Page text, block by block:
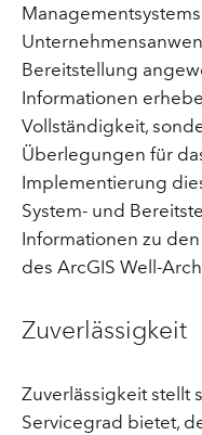
Bereitstellung
Informationen
Vollständigkeit,
Überlegungen für
Implementierung
System- und
Informationen zu den
des ArcGIS Well-
Zuverlässigkeit
Zuverlässigkeit stellt
Servicegrad bietet,